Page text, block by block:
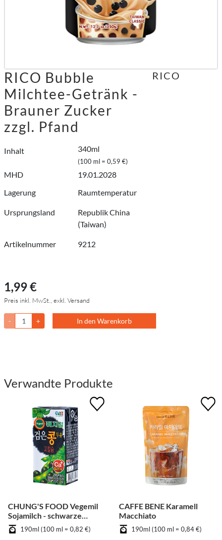
RICO Bubble
Milchtee-Getränk -
Brauner Zucker
zzgl. Pfand
Inhalt 340ml
(100 ml = 0,59 €)
MHD
19.01.2028
Lagerung
Raumtemperatur
Ursprungsland
Republik China
(Taiwan)
Artikelnummer 9212
RICO
1,99 €
Preis inkl. MwSt., exkl. Versand
- + In den Warenkorb
Verwandte Produkte
CHUNG'S FOOD Vegemil
Sojamilch - schwarze
Bohnen190ml (100 ml = 0,82 €)
CAFFE BENE Karamell
Macchiato
190ml (100 ml = 0,84 €)